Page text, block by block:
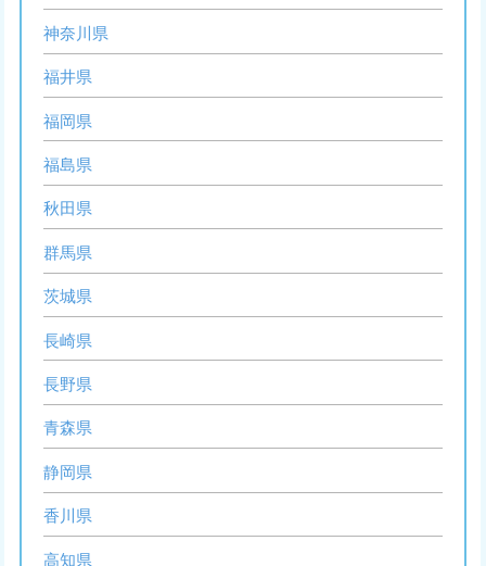
神奈川県
福井県
福岡県
福島県
秋田県
群馬県
茨城県
長崎県
長野県
青森県
静岡県
香川県
高知県